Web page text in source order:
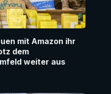
mit Amazon ihr
dem
weiter aus